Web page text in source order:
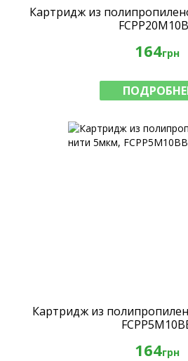
Картридж из
164грн
Картридж из
164грн